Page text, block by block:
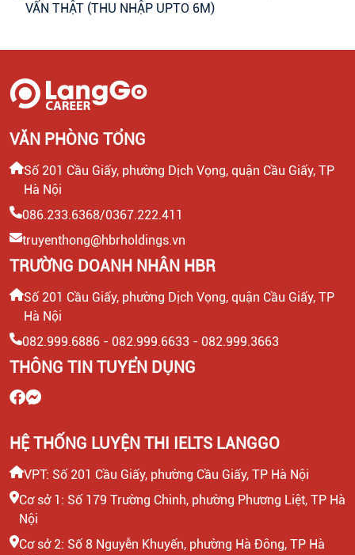
VẤN THẬT (THU NHẬP UPTO 6M)
CHUYÊN VIÊN CONTENT VIRAL (FANPAGE
CHUYÊN VIÊN TƯ VẤN GIÁO DỤC (THU NHẬP UPTO
30 TRIỆU)
LEADER SALE/ TRƯỞNG NHÓM KINH DOANH/ TƯ
VẤN TUYỂN SINH
CTV KIỂM TRA NĂNG LỰC TIẾNG ANH ĐẦU VÀO CHO
HỌC VIÊN
HEADTEACHER MẢNG TIẾNG ANH TRẺ EM
VĂN PHÒNG TỔNG
Số 201 Cầu Giấy, phường Dịch Vọng, quận Cầu Giấy, TP
Hà Nội
086.233.6368/0367.222.411
truyenthong@hbrholdings.vn
TRƯỜNG DOANH NHÂN HBR
Số 201 Cầu Giấy, phường Dịch Vọng, quận Cầu Giấy, TP
Hà Nội
082.999.6886 - 082.999.6633 - 082.999.3663
THÔNG TIN TUYỂN DỤNG
HỆ THỐNG LUYỆN THI IELTS LANGGO
VPT: Số 201 Cầu Giấy, phường Cầu Giấy, TP Hà Nội
Cơ sở 1: Số 179 Trường Chinh, phường Phương Liệt, TP Hà
Nội
Cơ sở 2: Số 8 Nguyễn Khuyến, phường Hà Đông, TP Hà